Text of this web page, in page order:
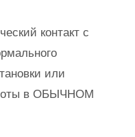
контакт с
или
в ОБЫЧНОМ